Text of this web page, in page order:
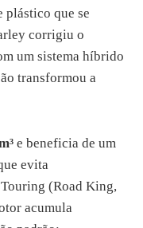
plástico que se
corrigiu o
um sistema híbrido
transformou a
e beneficia de um
evita
(Road King,
acumula